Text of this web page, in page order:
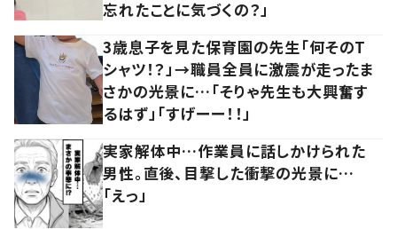
忘れたことに気づくの？」
3歳息子を見た保育園の先生「何そのT
シャツ！？」→職員全員に激震が走ったま
さかの光景に…「そりゃ先生も大興奮す
るはず」「すげーー！！」
実家解体中…作業員に話しかけられた
男性。直後、目撃した衝撃の光景に…
「えっ」